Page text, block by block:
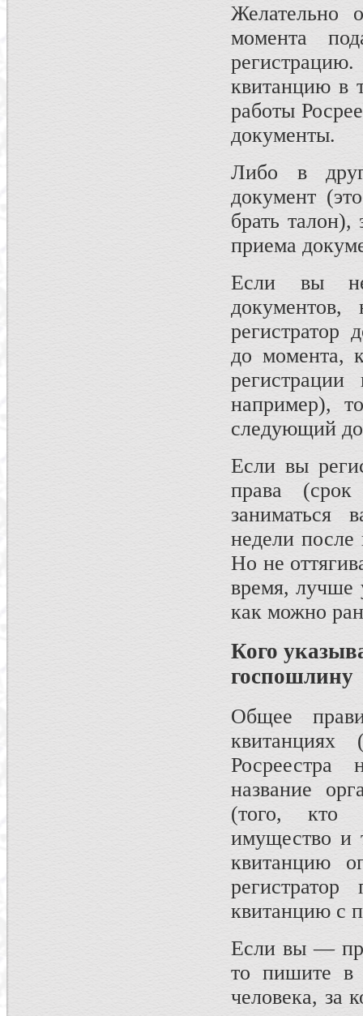
Желательно
момента
квитанцию в
работы
документы.
Либо в
документ
брать
приема
Если вы
документов,
регистратор
до момента,
например),
следующий
Если вы
права
заниматься
недели
Но не
время, лучше
как можно
Кого
госпошлину
Общее
название
(того, кто
имущество и
квитанцию
квитанцию с
Если вы —
то пишите в
человека, за